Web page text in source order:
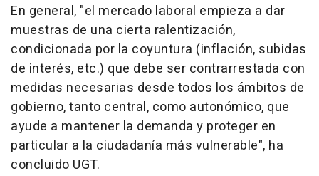
En general, "el mercado laboral empieza a dar
muestras de una cierta ralentización,
condicionada por la coyuntura (inflación, subidas
de interés, etc.) que debe ser contrarrestada con
medidas necesarias desde todos los ámbitos de
gobierno, tanto central, como autonómico, que
ayude a mantener la demanda y proteger en
particular a la ciudadanía más vulnerable", ha
concluido UGT.